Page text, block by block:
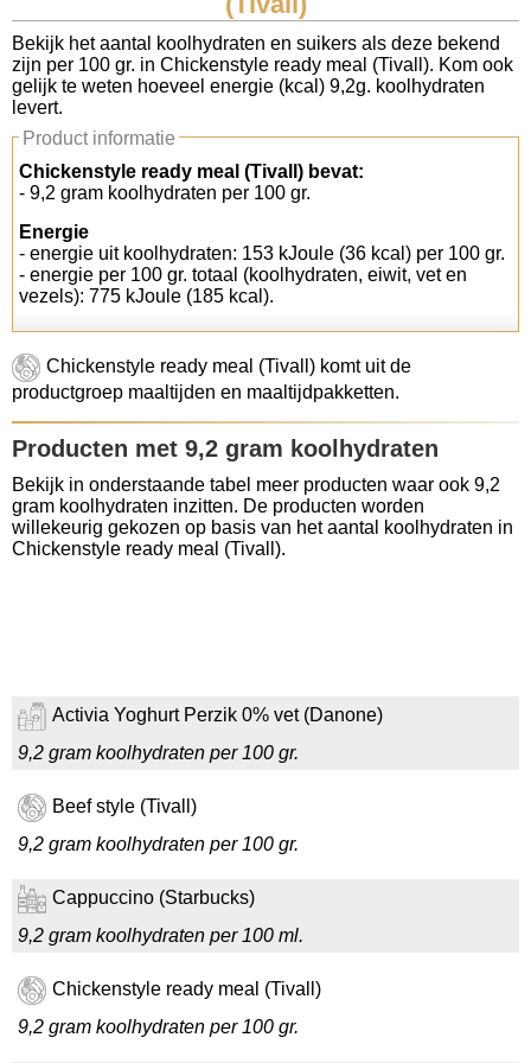
Koolhydraten tellen
Links
Bekijk het aantal koolhydraten en suikers als deze bekend
zijn per 100 gr. in Chickenstyle ready meal (Tivall). Kom ook
gelijk te weten hoeveel energie (kcal) 9,2g. koolhydraten
levert.
Product informatie
Chickenstyle ready meal (Tivall) bevat:
- 9,2 gram koolhydraten per 100 gr.
Energie
- energie uit koolhydraten: 153 kJoule (36 kcal) per 100 gr.
- energie per 100 gr. totaal (koolhydraten, eiwit, vet en
vezels): 775 kJoule (185 kcal).
Chickenstyle ready meal (Tivall) komt uit de
productgroep maaltijden en maaltijdpakketten.
Producten met 9,2 gram koolhydraten
Bekijk in onderstaande tabel meer producten waar ook 9,2
gram koolhydraten inzitten. De producten worden
willekeurig gekozen op basis van het aantal koolhydraten in
Chickenstyle ready meal (Tivall).
Activia Yoghurt Perzik 0% vet (Danone)
9,2 gram koolhydraten per 100 gr.
Beef style (Tivall)
9,2 gram koolhydraten per 100 gr.
Cappuccino (Starbucks)
9,2 gram koolhydraten per 100 ml.
Chickenstyle ready meal (Tivall)
9,2 gram koolhydraten per 100 gr.